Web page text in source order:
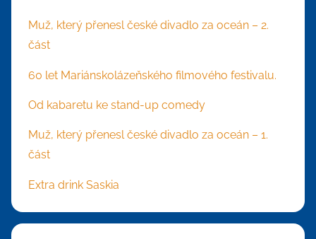
Muž, který přenesl české divadlo za oceán – 2.
část
60 let Mariánskolázeňského filmového festivalu.
Od kabaretu ke stand-up comedy
Muž, který přenesl české divadlo za oceán – 1.
část
Extra drink Saskia